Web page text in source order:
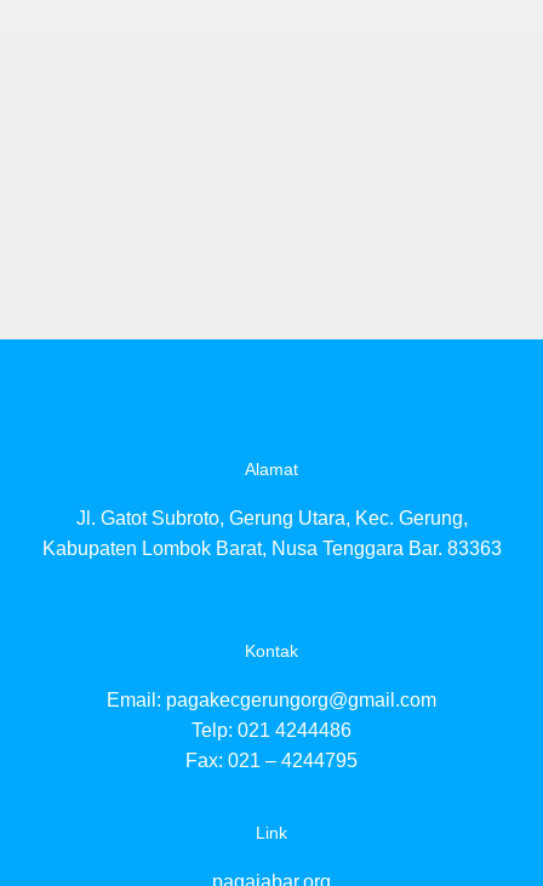
Alamat
Jl. Gatot Subroto, Gerung Utara, Kec. Gerung,
Kabupaten Lombok Barat, Nusa Tenggara Bar. 83363
Kontak
Email: pagakecgerungorg@gmail.com
Telp: 021 4244486
Fax: 021 – 4244795
Link
pagajabar.org